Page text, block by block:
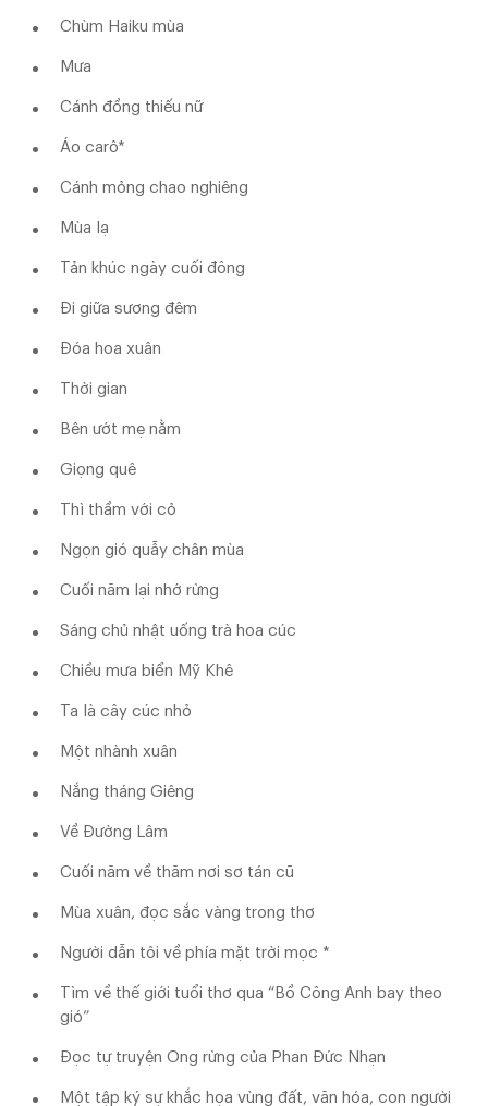
Chùm Haiku mùa
Mưa
Cánh đồng thiếu nữ
Áo carô*
Cánh mỏng chao nghiêng
Mùa lạ
Tản khúc ngày cuối đông
Đi giữa sương đêm
Đóa hoa xuân
Thời gian
Bên ướt mẹ nằm
Giọng quê
Thì thầm với cỏ
Ngọn gió quẫy chân mùa
Cuối năm lại nhớ rừng
Sáng chủ nhật uống trà hoa cúc
Chiều mưa biển Mỹ Khê
Ta là cây cúc nhỏ
Một nhành xuân
Nắng tháng Giêng
Về Đường Lâm
Cuối năm về thăm nơi sơ tán cũ
Mùa xuân, đọc sắc vàng trong thơ
Người dẫn tôi về phía mặt trời mọc *
Tìm về thế giới tuổi thơ qua “Bồ Công Anh bay theo
gió”
Đọc tự truyện Ong rừng của Phan Đức Nhạn
Một tập ký sự khắc họa vùng đất, văn hóa, con người